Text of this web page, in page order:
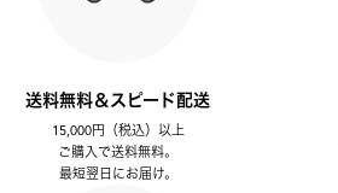
送料無料＆スピード配送
15,000円（税込）以上
ご購入で送料無料。
最短翌日にお届け。